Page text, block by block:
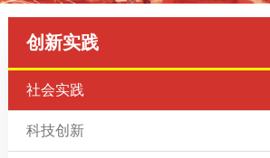
创新实践
社会实践
科技创新